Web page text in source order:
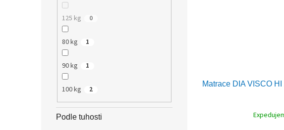
125 kg 0
80 kg 1
90 kg 1
100 kg 2
Podle tuhosti
Matrace DIA VISCO HI